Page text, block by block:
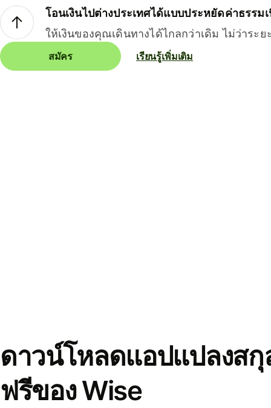
โอนเงินไปต่างประเทศได้แบบประหยัดค่าธรรม
ให้เงินของคุณเดินทางได้ไกลกว่าเดิม ไม่ว่าระย
สมัคร เรียนรู้เพิ่มเติม
ดาวน์โหลดแอปแปลงสกุ
ฟรีของ Wise